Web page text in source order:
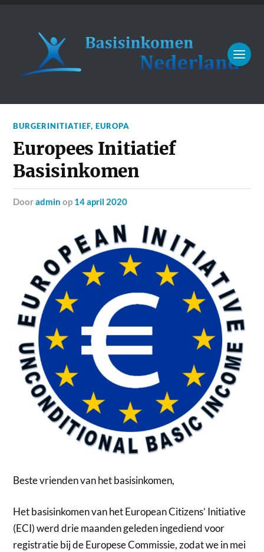
BURGERINITIATIEF,EUROPA
Europees Initiatief
Basisinkomen
dooradmin op 14 april 2020
Beste vrienden van het basisinkomen,
Het basisinkomen van het European Citizens’ Initiative
(ECI) werd drie maanden geleden ingediend voor
registratie bij de Europese Commissie, zodat we in mei